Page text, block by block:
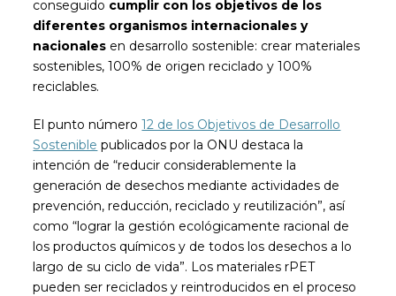
conseguido cumplir con los objetivos de los
diferentes organismos internacionales y
nacionales en desarrollo sostenible: crear materiales
sostenibles, 100% de origen reciclado y 100%
reciclables.
El punto número12 de los Objetivos de Desarrollo
Sostenible publicados por la ONU destaca la
intención de “reducir considerablemente la
generación de desechos mediante actividades de
prevención, reducción, reciclado y reutilización”, así
como “lograr la gestión ecológicamente racional de
los productos químicos y de todos los desechos a lo
largo de su ciclo de vida”. Los materiales rPET
pueden ser reciclados y reintroducidos en el proceso